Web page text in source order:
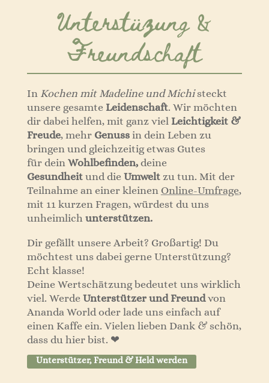
Unterstüzung &
Freundschaft
In Kochen mit Madeline und Michisteckt
unsere gesamte Leidenschaft. Wir möchten
dir dabei helfen, mit ganz viel Leichtigkeit &
Freude, mehr Genussin dein Leben zu
bringen und gleichzeitig etwas Gutes
für dein Wohlbefinden,deine
Gesundheitund die Umwelt zu tun. Mit der
Teilnahme an einer kleinen Online-Umfrage,
mit 11 kurzen Fragen, würdest du uns
unheimlich unterstützen.
Dir gefällt unsere Arbeit? Großartig! Du
möchtest uns dabei gerne Unterstützung?
Echt klasse!
Deine Wertschätzung bedeutet uns wirklich
viel. Werde Unterstützer und Freundvon
Ananda World oder lade uns einfach auf
einen Kaffe ein. Vielen lieben Dank & schön,
dass du hier bist. ❤︎
Unterstützer, Freund & Held werden